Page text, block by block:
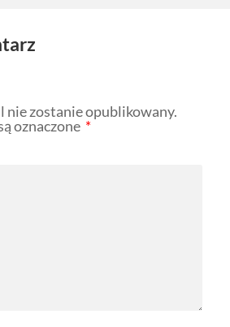
nie zostanie opublikowany.
oznaczone *